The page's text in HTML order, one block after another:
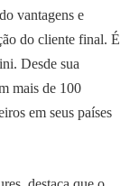
vantagens e
do cliente final. É
Desde sua
mais de 100
em seus países